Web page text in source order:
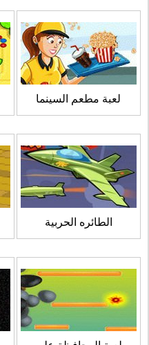
لعبة مطعم السينما
الطائره الحربية